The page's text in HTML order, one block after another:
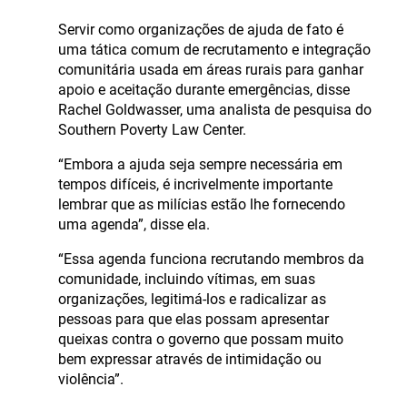
Servir como organizações de ajuda de fato é
uma tática comum de recrutamento e integração
comunitária usada em áreas rurais para ganhar
apoio e aceitação durante emergências, disse
Rachel Goldwasser, uma analista de pesquisa do
Southern Poverty Law Center.
“Embora a ajuda seja sempre necessária em
tempos difíceis, é incrivelmente importante
lembrar que as milícias estão lhe fornecendo
uma agenda”, disse ela.
“Essa agenda funciona recrutando membros da
comunidade, incluindo vítimas, em suas
organizações, legitimá-los e radicalizar as
pessoas para que elas possam apresentar
queixas contra o governo que possam muito
bem expressar através de intimidação ou
violência”.